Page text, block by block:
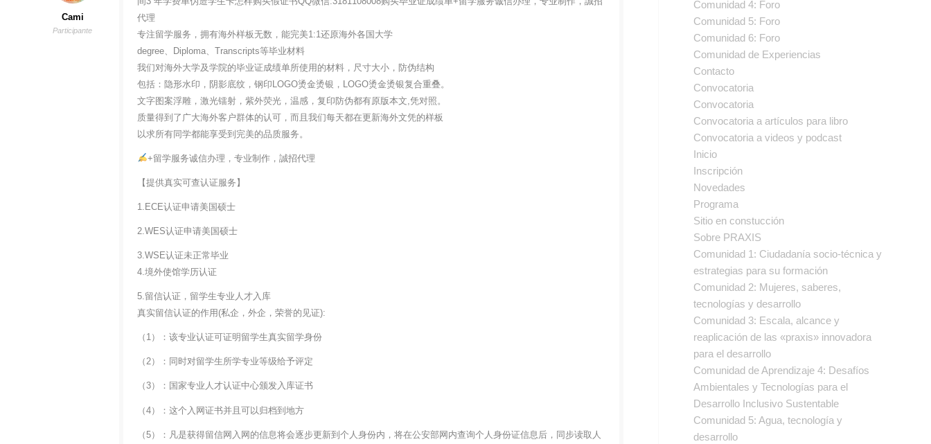
Cami
Participante
代理
专注留学服务，拥有海外样板无数，能完美1:1还原海外各国大学
degree、Diploma、Transcripts等毕业材料
我们对海外大学及学院的毕业证成绩单所使用的材料，尺寸大小，防伪结构
包括：隐形水印，阴影底纹，钢印LOGO烫金烫银，LOGO烫金烫银复合重叠。
文字图案浮雕，激光镭射，紫外荧光，温感，复印防伪都有原版本文,凭对照。
质量得到了广大海外客户群体的认可，而且我们每天都在更新海外文凭的样板
以求所有同学都能享受到完美的品质服务。
+留学服务诚信办理，专业制作，誠招代理
【提供真实可查认证服务】
1.ECE认证申请美国硕士
2.WES认证申请美国硕士
3.WSE认证未正常毕业
4.境外使馆学历认证
5.留信认证，留学生专业人才入库
真实留信认证的作用(私企，外企，荣誉的见证):
（1）：该专业认证可证明留学生真实留学身份
（2）：同时对留学生所学专业等级给予评定
（3）：国家专业人才认证中心颁发入库证书
（4）：这个入网证书并且可以归档到地方
（5）：凡是获得留信网入网的信息将会逐步更新到个人身份内，将在公安部网内查询个人身份证信息后，同步读取人
Comunidad 4: Foro
Comunidad 5: Foro
Comunidad 6: Foro
Comunidad de Experiencias
Contacto
Convocatoria
Convocatoria
Convocatoria a artículos para libro
Convocatoria a videos y podcast
Inicio
Inscripción
Novedades
Programa
Sitio en constucción
Sobre PRAXIS
Comunidad 1: Ciudadanía socio-técnica y
estrategias para su formación
Comunidad 2: Mujeres, saberes,
tecnologías y desarrollo
Comunidad 3: Escala, alcance y
reaplicación de las «praxis» innovadora
para el desarrollo
Comunidad de Aprendizaje 4: Desafíos
Ambientales y Tecnologías para el
Desarrollo Inclusivo Sustentable
Comunidad 5: Agua, tecnología y
desarrollo